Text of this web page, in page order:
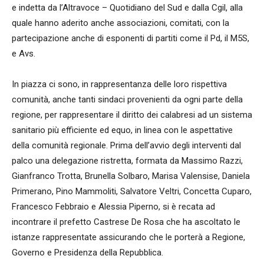
e indetta da l’Altravoce – Quotidiano del Sud e dalla Cgil, alla
quale hanno aderito anche associazioni, comitati, con la
partecipazione anche di esponenti di partiti come il Pd, il M5S,
e Avs.
In piazza ci sono, in rappresentanza delle loro rispettiva
comunità, anche tanti sindaci provenienti da ogni parte della
regione, per rappresentare il diritto dei calabresi ad un sistema
sanitario più efficiente ed equo, in linea con le aspettative
della comunità regionale. Prima dell’avvio degli interventi dal
palco una delegazione ristretta, formata da Massimo Razzi,
Gianfranco Trotta, Brunella Solbaro, Marisa Valensise, Daniela
Primerano, Pino Mammoliti, Salvatore Veltri, Concetta Cuparo,
Francesco Febbraio e Alessia Piperno, si è recata ad
incontrare il prefetto Castrese De Rosa che ha ascoltato le
istanze rappresentate assicurando che le porterà a Regione,
Governo e Presidenza della Repubblica.